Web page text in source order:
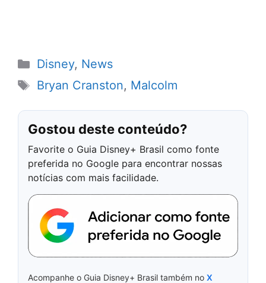
Categorias
Disney, News
Tags
Bryan Cranston, Malcolm
Gostou deste conteúdo?
Favorite o Guia Disney+ Brasil como fonte
preferida no Google para encontrar nossas
notícias com mais facilidade.
Acompanhe o Guia Disney+ Brasil também no X